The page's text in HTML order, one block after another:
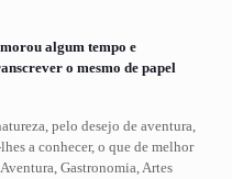
algum tempo e
o mesmo de papel
pelo desejo de aventura,
a conhecer, o que de melhor
Gastronomia, Artes